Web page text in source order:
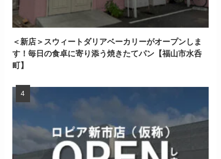
＜新店＞スウィートダリアベーカリーがオープンしま
す！毎日の食卓に寄り添う焼きたてパン【福山市水呑
町】